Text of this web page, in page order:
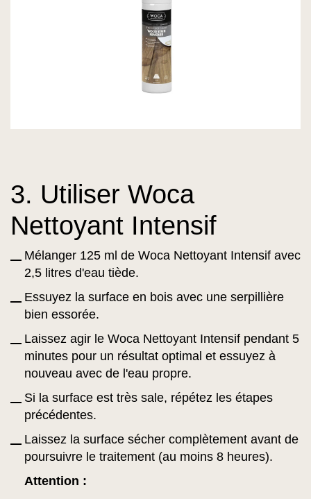
3. Utiliser Woca
Nettoyant Intensif
Mélanger 125 ml de Woca Nettoyant Intensif avec
2,5 litres d'eau tiède.
Essuyez la surface en bois avec une serpillière
bien essorée.
Laissez agir le Woca Nettoyant Intensif pendant 5
minutes pour un résultat optimal et essuyez à
nouveau avec de l'eau propre.
Si la surface est très sale, répétez les étapes
précédentes.
Laissez la surface sécher complètement avant de
poursuivre le traitement (au moins 8 heures).
Attention :